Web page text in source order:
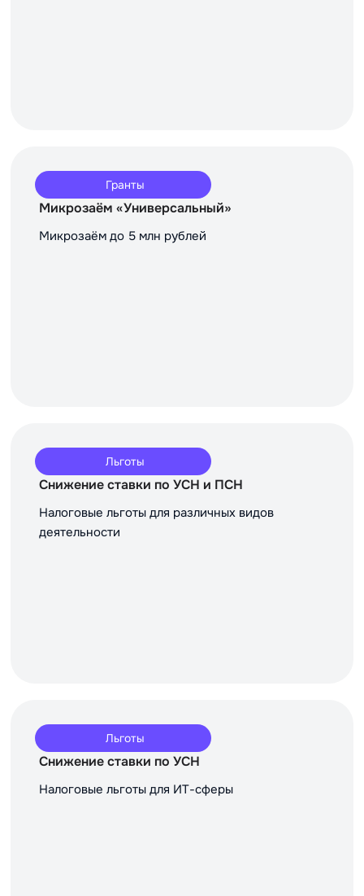
Гранты
Микрозаём «Универсальный»
Микрозаём до 5 млн рублей
Льготы
Снижение ставки по УСН и ПСН
Налоговые льготы для различных видов
деятельности
Льготы
Снижение ставки по УСН
Налоговые льготы для ИТ-сферы